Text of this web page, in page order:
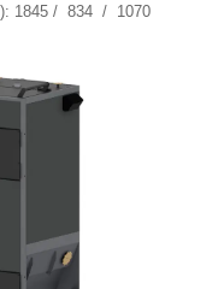
1845 / 834 / 1070